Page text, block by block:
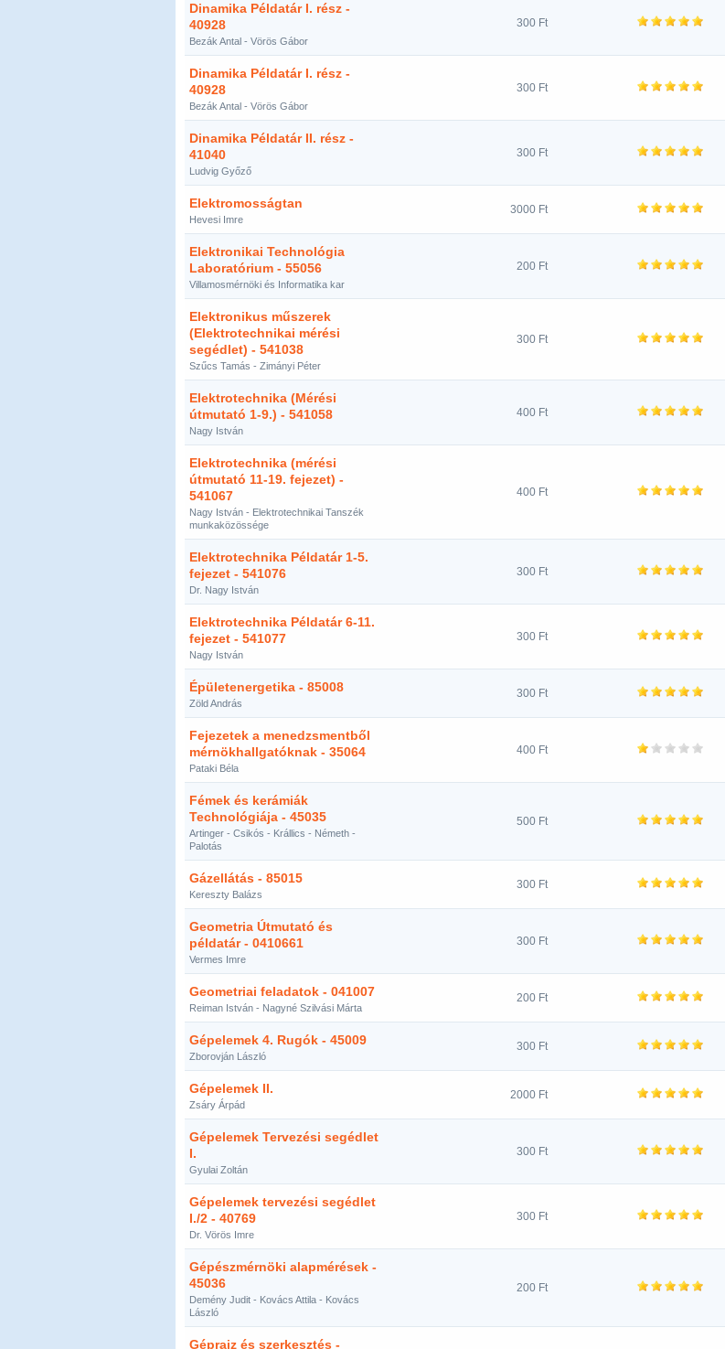
Dinamika Példatár I. rész -
40928
Bezák Antal - Vörös Gábor
300 Ft
Dinamika Példatár I. rész -
40928
Bezák Antal - Vörös Gábor
300 Ft
Dinamika Példatár II. rész -
41040
Ludvig Győző
300 Ft
Elektromosságtan
Hevesi Imre
3000 Ft
Elektronikai Technológia
Laboratórium - 55056
Villamosmérnöki és Informatika kar
200 Ft
Elektronikus műszerek
(Elektrotechnikai mérési
segédlet) - 541038
Szűcs Tamás - Zimányi Péter
300 Ft
Elektrotechnika (Mérési
útmutató 1-9.) - 541058
Nagy István
400 Ft
Elektrotechnika (mérési
útmutató 11-19. fejezet) -
541067
Nagy István - Elektrotechnikai Tanszék
munkaközössége
400 Ft
Elektrotechnika Példatár 1-5.
fejezet - 541076
Dr. Nagy István
300 Ft
Elektrotechnika Példatár 6-11.
fejezet - 541077
Nagy István
300 Ft
Épületenergetika - 85008
Zöld András
300 Ft
Fejezetek a menedzsmentből
mérnökhallgatóknak - 35064
Pataki Béla
400 Ft
Fémek és kerámiák
Technológiája - 45035
Artinger - Csikós - Krállics - Németh -
Palotás
500 Ft
Gázellátás - 85015
Kereszty Balázs
300 Ft
Geometria Útmutató és
példatár - 0410661
Vermes Imre
300 Ft
Geometriai feladatok - 041007
Reiman István - Nagyné Szilvási Márta
200 Ft
Gépelemek 4. Rugók - 45009
Zborovján László
300 Ft
Gépelemek II.
Zsáry Árpád
2000 Ft
Gépelemek Tervezési segédlet
I.
Gyulai Zoltán
300 Ft
Gépelemek tervezési segédlet
I./2 - 40769
Dr. Vörös Imre
300 Ft
Gépészmérnöki alapmérések -
45036
Demény Judit - Kovács Attila - Kovács
László
200 Ft
Géprajz és szerkesztés -